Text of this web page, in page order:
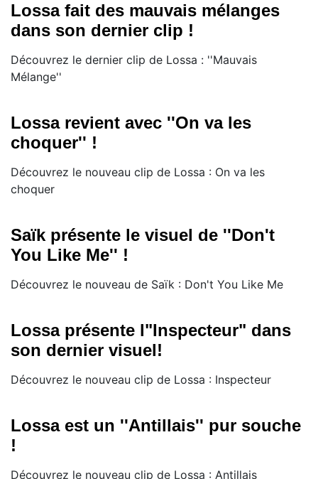
Lossa fait des mauvais mélanges
dans son dernier clip !
Découvrez le dernier clip de Lossa : ''Mauvais
Mélange''
Lossa revient avec ''On va les
choquer'' !
Découvrez le nouveau clip de Lossa : On va les
choquer
Saïk présente le visuel de ''Don't
You Like Me'' !
Découvrez le nouveau de Saïk : Don't You Like Me
Lossa présente l"Inspecteur" dans
son dernier visuel!
Découvrez le nouveau clip de Lossa : Inspecteur
Lossa est un ''Antillais'' pur souche
!
Découvrez le nouveau clip de Lossa : Antillais